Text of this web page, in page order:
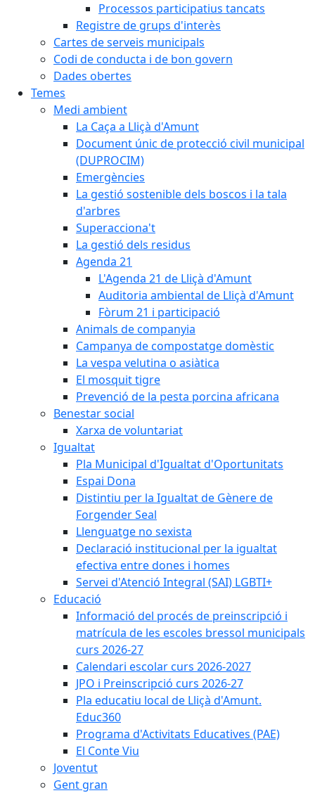
Processos participatius tancats
Registre de grups d'interès
Cartes de serveis municipals
Codi de conducta i de bon govern
Dades obertes
Temes
Medi ambient
La Caça a Lliçà d'Amunt
Document únic de protecció civil municipal
(DUPROCIM)
Emergències
La gestió sostenible dels boscos i la tala
d'arbres
Superacciona't
La gestió dels residus
Agenda 21
L'Agenda 21 de Lliçà d'Amunt
Auditoria ambiental de Lliçà d'Amunt
Fòrum 21 i participació
Animals de companyia
Campanya de compostatge domèstic
La vespa velutina o asiàtica
El mosquit tigre
Prevenció de la pesta porcina africana
Benestar social
Xarxa de voluntariat
Igualtat
Pla Municipal d'Igualtat d'Oportunitats
Espai Dona
Distintiu per la Igualtat de Gènere de
Forgender Seal
Llenguatge no sexista
Declaració institucional per la igualtat
efectiva entre dones i homes
Servei d'Atenció Integral (SAI) LGBTI+
Educació
Informació del procés de preinscripció i
matrícula de les escoles bressol municipals
curs 2026-27
Calendari escolar curs 2026-2027
JPO i Preinscripció curs 2026-27
Pla educatiu local de Lliçà d'Amunt.
Educ360
Programa d'Activitats Educatives (PAE)
El Conte Viu
Joventut
Gent gran